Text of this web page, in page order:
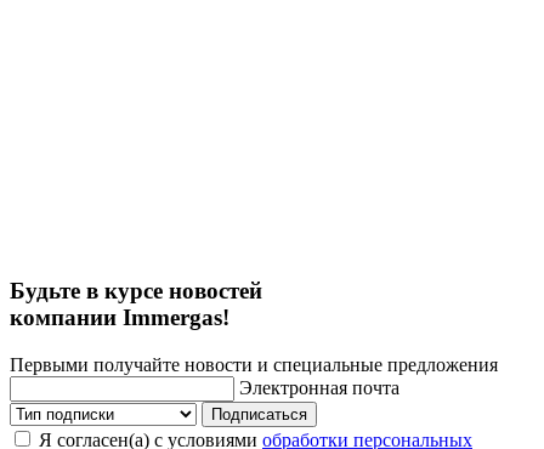
Будьте в курсе новостей
компании Immergas!
Первыми получайте новости и специальные предложения
Электронная почта
Подписаться
Я согласен(а) с условиями обработки персональных